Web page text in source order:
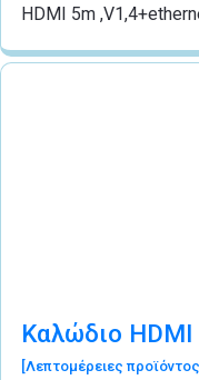
HDMI 5m
Καλώδιο
[Λεπτομέρειες